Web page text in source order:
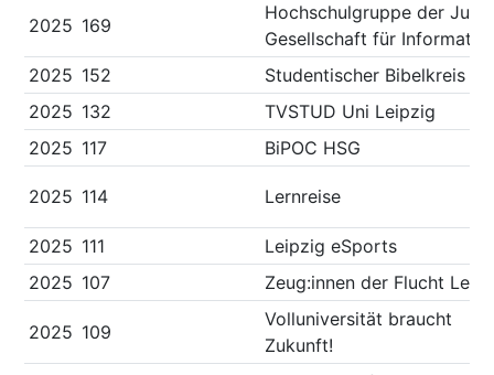
2025 169
Hochschulgruppe der
Gesellschaft für Informatik
2025 152
Studentischer Bibelkreis
2025 132
TVSTUD Uni Leipzig
2025 117 BiPOC HSG
2025 114 Lernreise
2025 111
Leipzig eSports
2025 107 Zeug:innen der Flucht
2025 109
Volluniversität braucht
Zukunft!